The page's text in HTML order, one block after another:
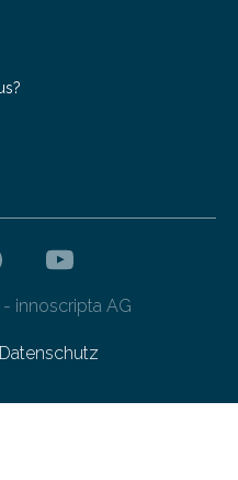
innoscripta AG
Datenschutz